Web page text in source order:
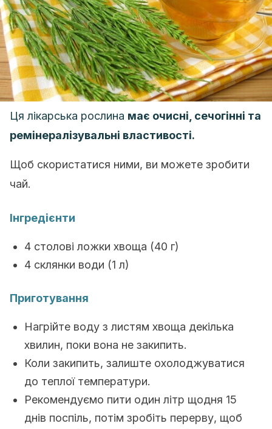
Ця лікарська рослина має очисні, сечогінні та
ремінералізувальні властивості.
Щоб скористатися ними, ви можете зробити
чай.
Інгредієнти
4 столові ложки хвоща (40 г)
4 склянки води (1 л)
Приготування
Нагрійте воду з листям хвоща декілька
хвилин, поки вона не закипить.
Коли закипить, залиште охолоджуватися
до теплої температури.
Рекомендуємо пити один літр щодня 15
днів поспіль, потім зробіть перерву, щоб